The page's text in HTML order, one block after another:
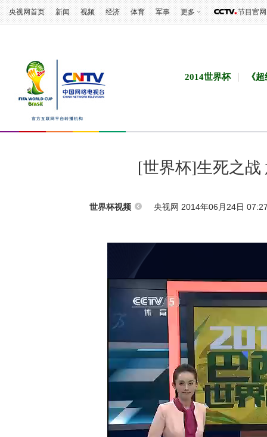
央视网首页 新闻 视频 经济 体育 军事 更多 节目官网
2014世界杯 《
[世界杯]生死之战
世界杯视频 央视网 2014年06月24日